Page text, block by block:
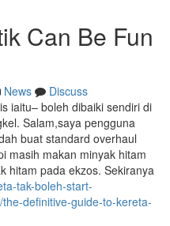
Can Be Fun
News
Discuss
iaitu– boleh dibaiki sendiri di
Salam,saya pengguna
buat standard overhaul
masih makan minyak hitam
hitam pada ekzos. Sekiranya
tak-boleh-start-
definitive-guide-to-kereta-